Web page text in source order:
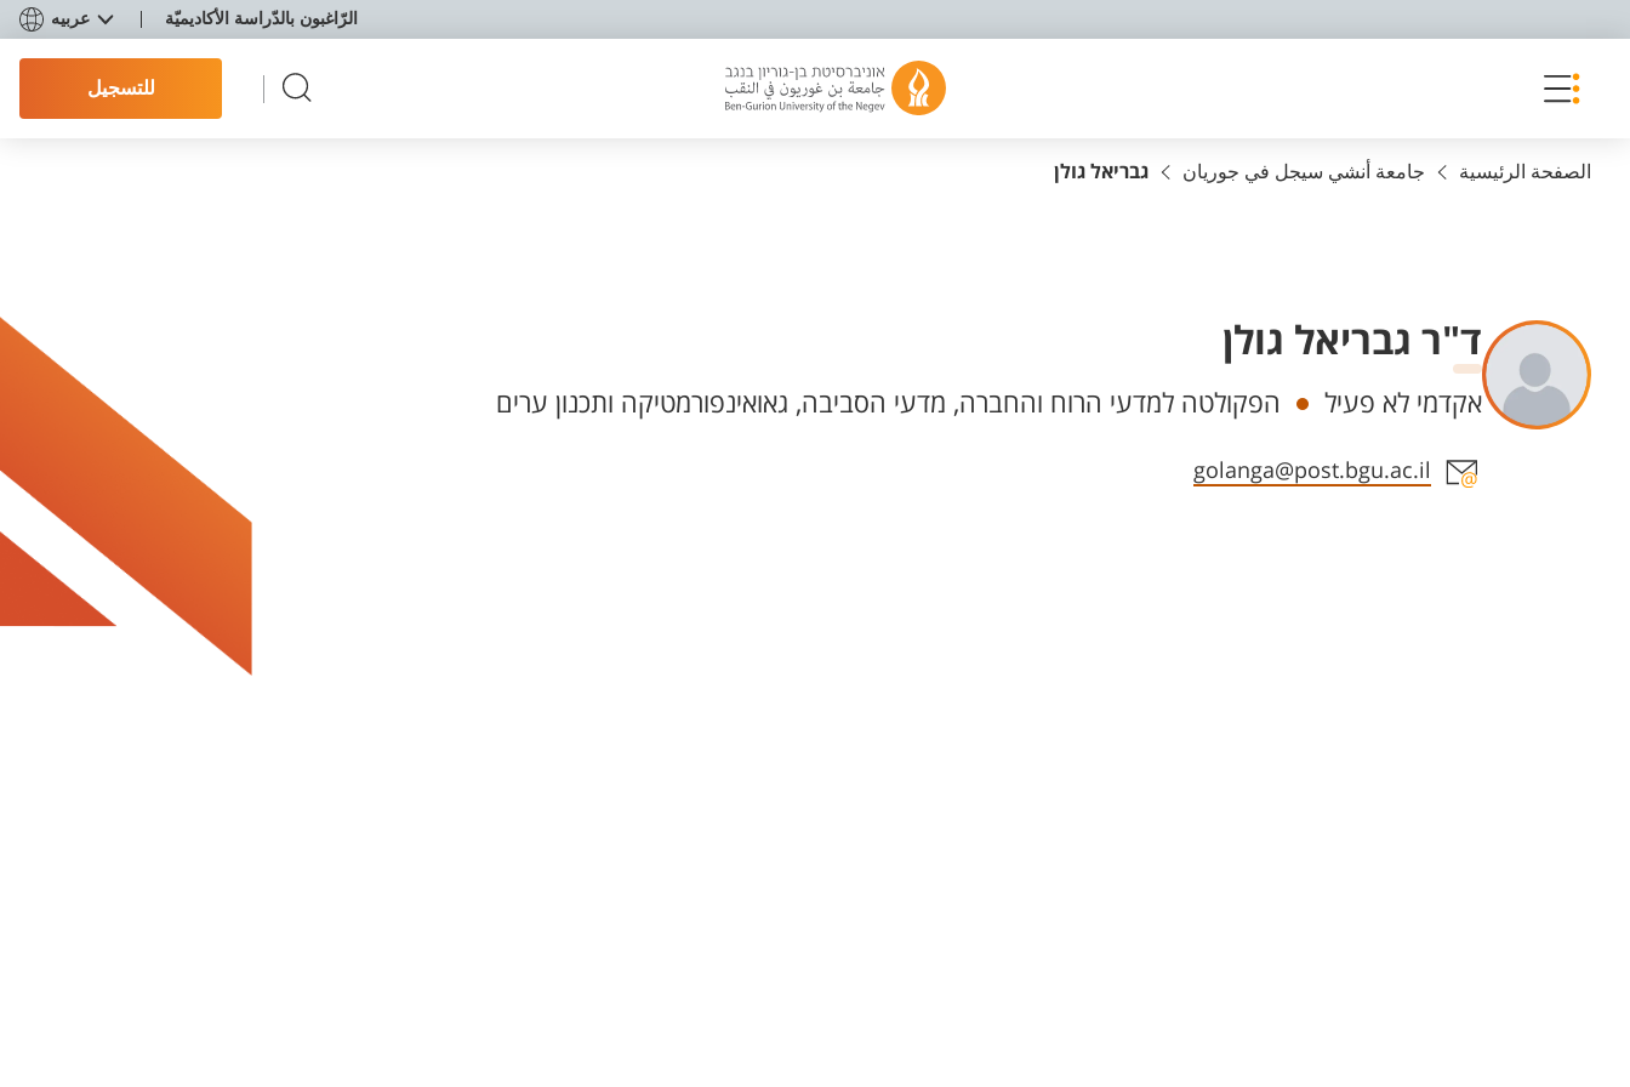
الرّاغبون بالدّراسة الأكاديميّة عربيه
للتسجيل
الصفحة الرئيسية جامعة أنشي سيجل في جوريان גבריאל גולן
ד"ר גבריאל גולן
Departments
אקדמי לא פעיל הפקולטה למדעי הרוח והחברה, מדעי הסביבה, גאואינפורמטיקה ותכנון ערים
Staff member contact section
golanga@post.bgu.ac.il